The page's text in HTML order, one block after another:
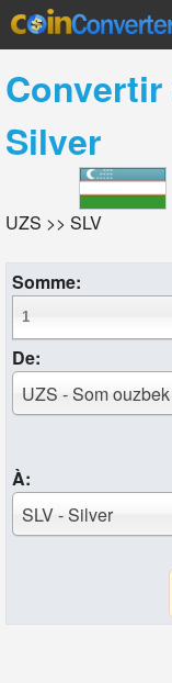
Convertir
Silver
UZS >> SLV
Somme:
De:
UZS - Som ouzbek
À:
SLV - Silver